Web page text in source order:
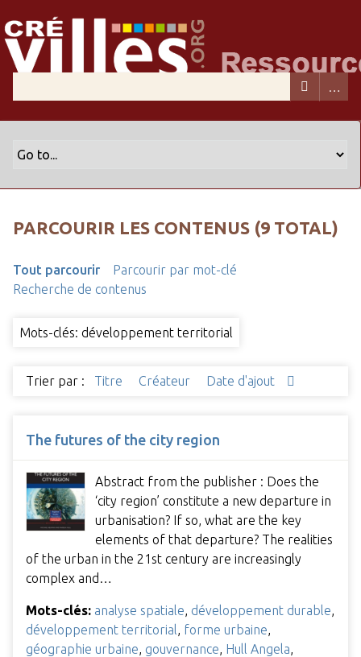
PARCOURIR LES CONTENUS (9 TOTAL)
Tout parcourir
Parcourir par mot-clé
Recherche de contenus
Mots-clés: développement territorial
Trier par : Titre Créateur Date d'ajout
The futures of the city region
Abstract from the publisher : Does the
‘city region’ constitute a new departure in
urbanisation? If so, what are the key
elements of that departure? The realities
of the urban in the 21st century are increasingly
complex and…
Mots-clés: analyse spatiale développement durable
développement territorial
forme urbaine
géographie urbaine gouvernance Hull Angela